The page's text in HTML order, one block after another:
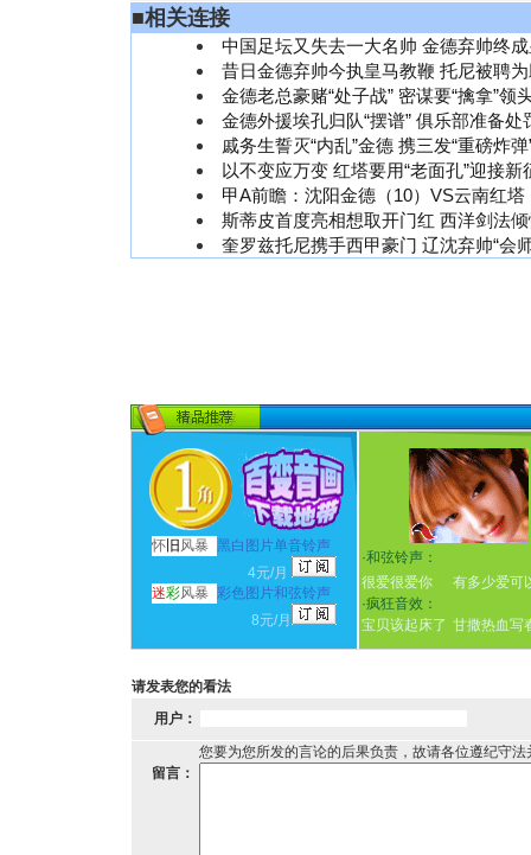
■相关连接
中国足坛又失去一大名帅 金德弃帅终
昔日金德弃帅今执皇马教鞭 托尼被聘
金德老总豪赌“处子战” 密谋要“擒拿”领
金德外援埃孔归队“摆谱” 俱乐部准备处
戚务生誓灭“内乱”金德 携三发“重磅炸
以不变应万变 红塔要用“老面孔”迎接新
甲A前瞻：沈阳金德（10）VS云南红塔
斯蒂皮首度亮相想取开门红 西洋剑法
奎罗兹托尼携手西甲豪门 辽沈弃帅“会
怀 旧 风暴
黑白图片单音铃声
4元/月
迷彩风暴 彩色图片和弦铃声
8元/月
·和弦铃声：
很爱很爱你
有多少爱可
·疯狂音效：
宝贝该起床了 甘撒热血写
请发表您的看法
用户：
您要为您所发的言论的后果负责，故请各位遵纪守
留言：